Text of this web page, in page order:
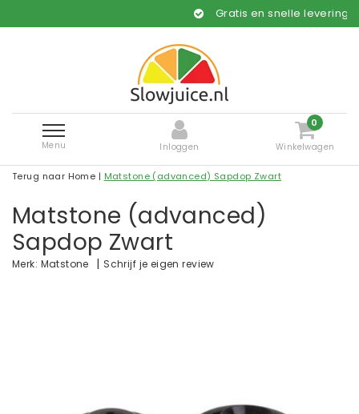
Gratis en snelle levering*
Menu Inloggen
0
Winkelwagen
Terug naar Home | Matstone (advanced) Sapdop Zwart
Matstone (advanced)
Sapdop Zwart
Merk: Matstone | Schrijf je eigen review